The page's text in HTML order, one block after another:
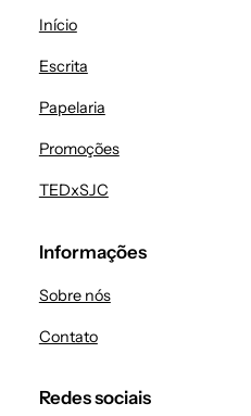
Início
Escrita
Papelaria
Promoções
TEDxSJC
Informações
Sobre nós
Contato
Redes sociais